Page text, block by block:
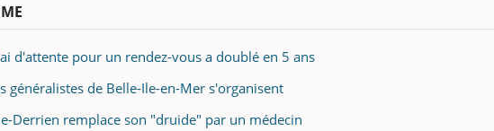
d'attente pour un rendez-vous a doublé en 5 ans
généralistes de Belle-Ile-en-Mer s'organisent
Derrien remplace son "druide" par un médecin